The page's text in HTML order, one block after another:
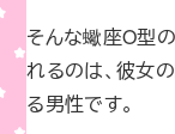
そんな蠍座O型
れるのは、彼女
る男性です。